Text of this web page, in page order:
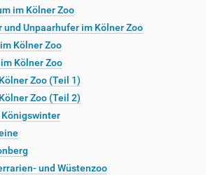
im Kölner Zoo
und Unpaarhufer im Kölner Zoo
Kölner Zoo
Kölner Zoo
Zoo (Teil 1)
Zoo (Teil 2)
und Wüstenzoo